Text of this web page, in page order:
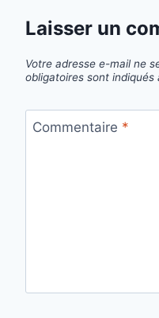
Laisser un
Votre adresse e-mail ne
obligatoires sont indiqués
Commentaire *